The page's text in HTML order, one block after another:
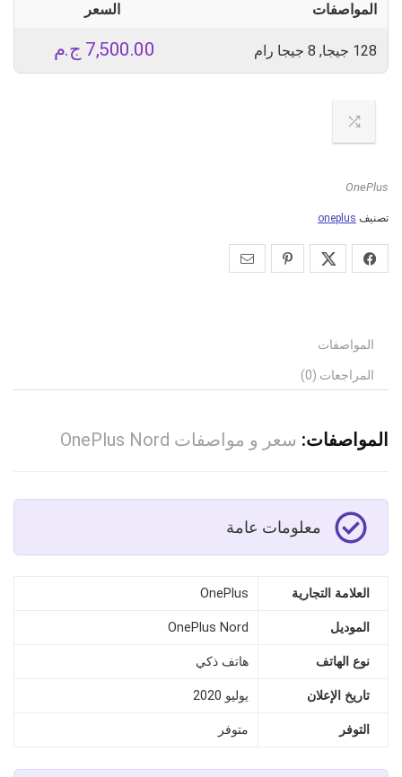
المواصفات السعر
128 جيجا, 8 جيجا رام ج.م 7,500.00
OnePlus
تصنيف oneplus
المواصفات
المراجعات (0)
المواصفات: سعر و مواصفات OnePlus Nord
معلومات عامة
العلامة التجارية OnePlus
الموديل OnePlus Nord
نوع الهاتف هاتف ذكي
تاريخ الإعلان يوليو 2020
التوفر متوفر